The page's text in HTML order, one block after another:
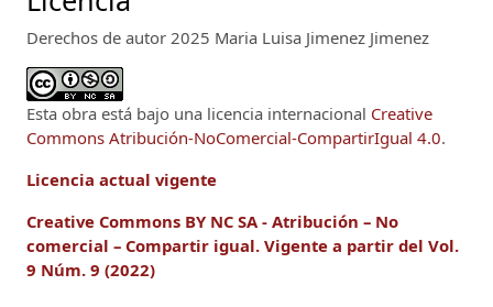
Derechos de autor 2025 Maria Luisa Jimenez Jimenez
Esta obra está bajo una licencia internacional Creative
Commons Atribución-NoComercial-CompartirIgual 4.0.
Licencia actual vigente
Creative Commons BY NC SA - Atribución – No
comercial – Compartir igual. Vigente a partir del Vol.
9 Núm. 9 (2022)